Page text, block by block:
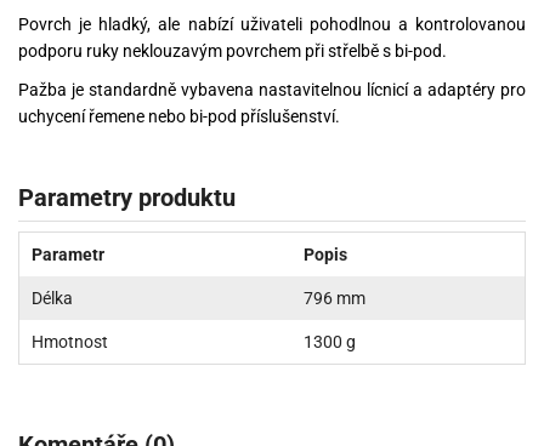
Povrch je hladký, ale nabízí uživateli pohodlnou a kontrolovanou
podporu ruky neklouzavým povrchem při střelbě s bi-pod.
Pažba je standardně vybavena nastavitelnou lícnicí a adaptéry pro
uchycení řemene nebo bi-pod příslušenství.
Parametry produktu
Parametr Popis
Délka 796 mm
Hmotnost 1300 g